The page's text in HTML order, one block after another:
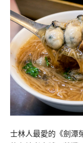
士林人最愛的《劍潭